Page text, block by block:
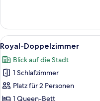
Zweibettzimmer,
ohne
Fenster
Alle
Fotos
für
Royal-
Doppelzimmer
anzeigen
4
Royal-Doppelzimmer
Blick auf die Stadt
1 Schlafzimmer
Platz für 2 Personen
1 Queen-Bett